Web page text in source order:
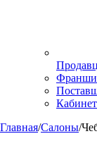
Главная/Салоны/